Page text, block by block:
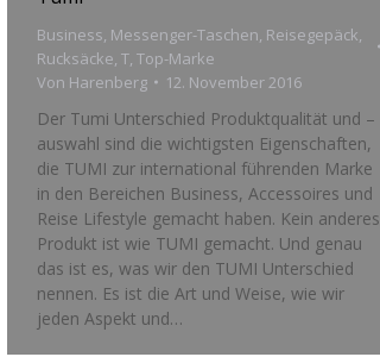
Business, Messenger-Taschen, Reisegepäck,
Rucksäcke, T, Top-Marke
Von Harenberg 12. November 2016
Der Tumi Unterschied Produktqualität und –
auswahl sind die wichtigsten Eigenschaften,
die TUMI zur international führenden Marke
in den Bereichen Business, Accessoires und
Reise Lifestyle gemacht haben. Kein anderes
Produkt ist wie TUMI gemacht. Und genau
das ist es, was wir den TUMI Unterschied
nennen. Es ist die Art und Weise, wie wir
jeden Aspekt und…